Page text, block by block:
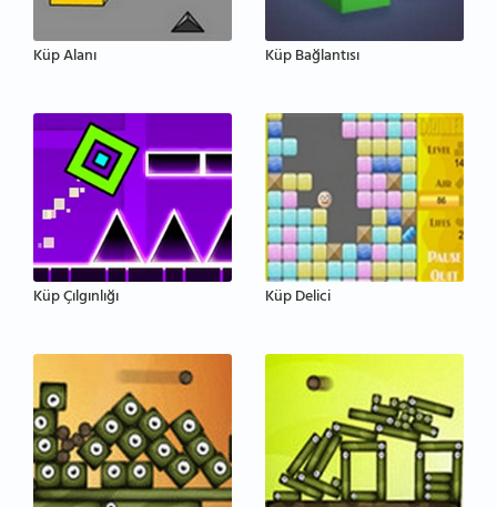
Küp Alanı Küp Bağlantısı
Küp Çılgınlığı Küp Delici